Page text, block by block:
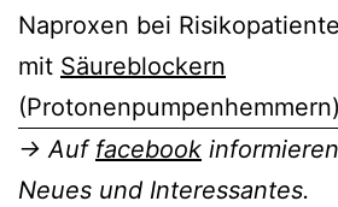
Naproxen bei
mit Säureblockern
→ Auf facebook
Neues und Interessantes.